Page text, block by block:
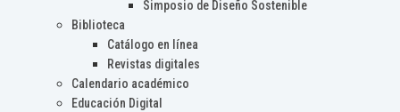
Simposio de Diseño Sostenible
Biblioteca
Catálogo en línea
Revistas digitales
Calendario académico
Educación Digital